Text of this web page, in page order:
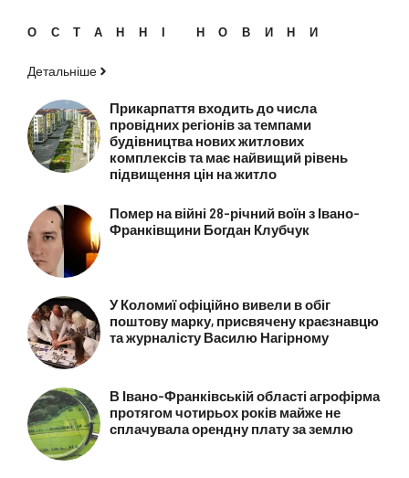
ОСТАННІ НОВИНИ
Детальніше
Прикарпаття входить до числа
провідних регіонів за темпами
будівництва нових житлових
комплексів та має найвищий рівень
підвищення цін на житло
Помер на війні 28-річний воїн з Івано-
Франківщини Богдан Клубчук
У Коломиї офіційно вивели в обіг
поштову марку, присвячену краєзнавцю
та журналісту Василю Нагірному
В Івано-Франківській області агрофірма
протягом чотирьох років майже не
сплачувала орендну плату за землю